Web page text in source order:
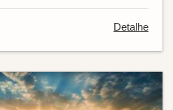
Detalhe